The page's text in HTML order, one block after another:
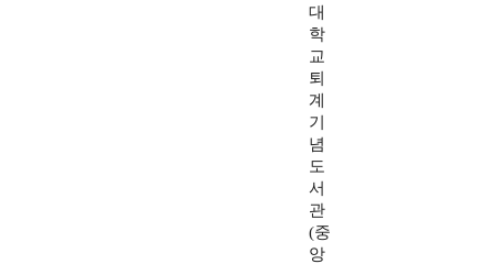
대
학
교
퇴
계
기
념
도
서
관
(중
앙